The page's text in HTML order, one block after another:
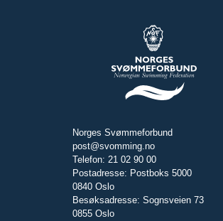
Norges Svømmeforbund
post@svomming.no
Telefon: 21 02 90 00
Postadresse: Postboks 5000
0840 Oslo
Besøksadresse: Sognsveien 73
0855 Oslo